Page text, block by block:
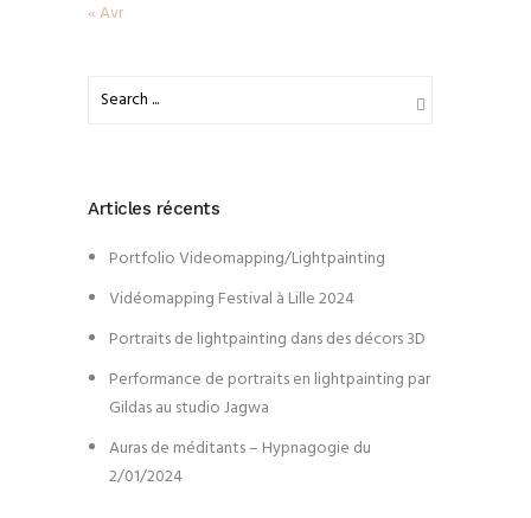
« Avr
Articles récents
Portfolio Videomapping/Lightpainting
Vidéomapping Festival à Lille 2024
Portraits de lightpainting dans des décors 3D
Performance de portraits en lightpainting par
Gildas au studio Jagwa
Auras de méditants – Hypnagogie du
2/01/2024